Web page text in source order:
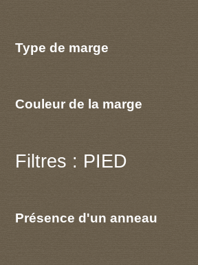
Type de marge
Couleur de la marge
Filtres : PIED
Présence d'un anneau